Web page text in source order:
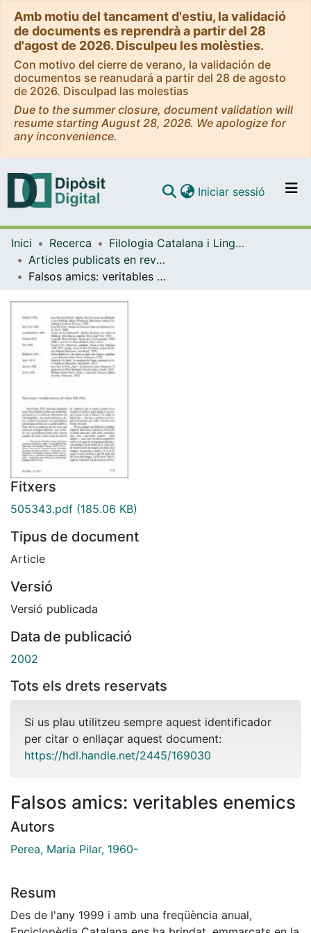
Amb motiu del tancament d'estiu, la validació
de documents es reprendrà a partir del 28
d'agost de 2026. Disculpeu les molèsties.
Con motivo del cierre de verano, la validación de
documentos se reanudará a partir del 28 de agosto
de 2026. Disculpad las molestias
Due to the summer closure, document validation will
resume starting August 28, 2026. We apologize for
any inconvenience.
Navega per tot el DD
Iniciar sessió (current)
Inici Recerca
Filologia Catalana i Lingüística General
Articles publicats en revistes (Filologia Catalana i Lingüística General)
Falsos amics: veritables enemics
Fitxers
505343.pdf (185.06 KB)
Tipus de document
Article
Versió
Versió publicada
Data de publicació
2002
Tots els drets reservats
Si us plau utilitzeu sempre aquest identificador
per citar o enllaçar aquest document:
https://hdl.handle.net/2445/169030
Falsos amics: veritables enemics
Autors
Perea, Maria Pilar, 1960-
Resum
Des de l'any 1999 i amb una freqüència anual,